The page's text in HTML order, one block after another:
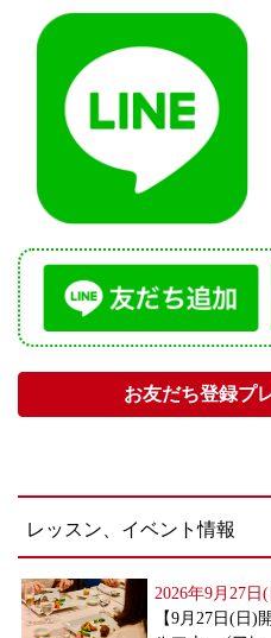
お友だち登録プ
レッスン、イベント情報
2026年9月27日
【9月27日(日)